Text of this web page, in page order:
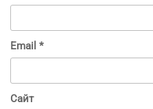
Email *
Сайт